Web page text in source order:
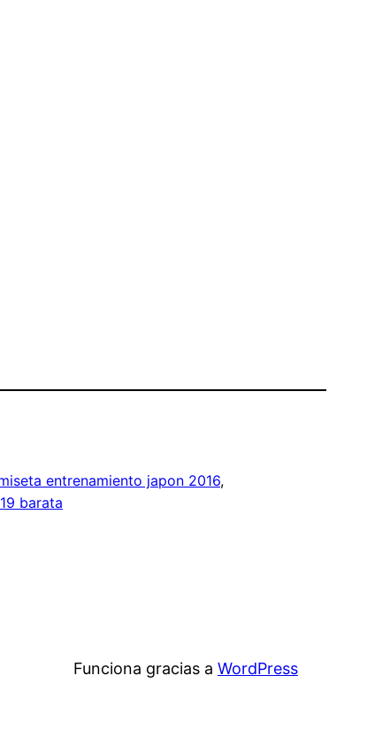
entrenamiento japon 2016
barata
Funciona gracias a WordPress